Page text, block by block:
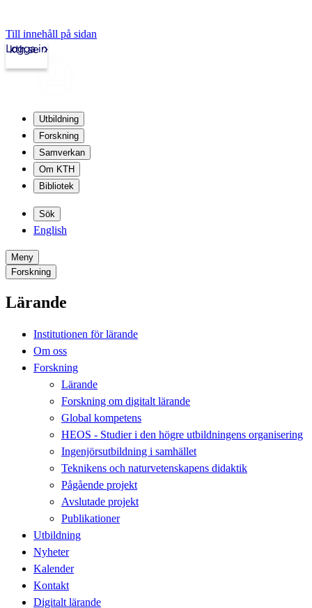
Till innehåll på sidan
kth.se
Logga in
Utbildning
Forskning
Samverkan
Om KTH
Bibliotek
Sök
English
Meny
Forskning
Lärande
Institutionen för lärande
Om oss
Forskning
Lärande
Forskning om digitalt lärande
Global kompetens
HEOS - Studier i den högre utbildningens organisering
Ingenjörsutbildning i samhället
Teknikens och naturvetenskapens didaktik
Pågående projekt
Avslutade projekt
Publikationer
Utbildning
Nyheter
Kalender
Kontakt
Digitalt lärande